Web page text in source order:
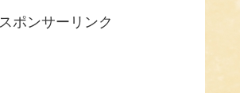
スポンサーリンク